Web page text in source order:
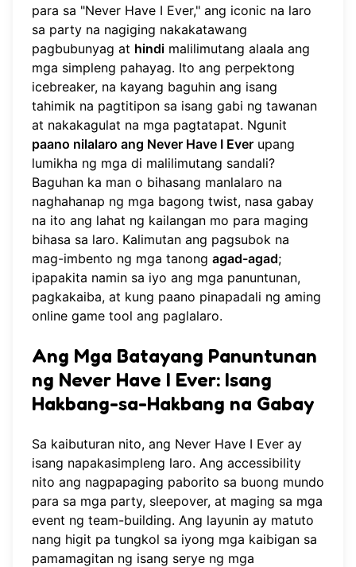
para sa "Never Have I Ever," ang iconic na laro
sa party na nagiging nakakatawang
pagbubunyag at hindi malilimutang alaala ang
mga simpleng pahayag. Ito ang perpektong
icebreaker, na kayang baguhin ang isang
tahimik na pagtitipon sa isang gabi ng tawanan
at nakakagulat na mga pagtatapat. Ngunit
paano nilalaro ang Never Have I Ever upang
lumikha ng mga di malilimutang sandali?
Baguhan ka man o bihasang manlalaro na
naghahanap ng mga bagong twist, nasa gabay
na ito ang lahat ng kailangan mo para maging
bihasa sa laro. Kalimutan ang pagsubok na
mag-imbento ng mga tanong agad-agad;
ipapakita namin sa iyo ang mga panuntunan,
pagkakaiba, at kung paano pinapadali ng aming
online game tool ang paglalaro.
Ang Mga Batayang Panuntunan
ng Never Have I Ever: Isang
Hakbang-sa-Hakbang na Gabay
Sa kaibuturan nito, ang Never Have I Ever ay
isang napakasimpleng laro. Ang accessibility
nito ang nagpapaging paborito sa buong mundo
para sa mga party, sleepover, at maging sa mga
event ng team-building. Ang layunin ay matuto
nang higit pa tungkol sa iyong mga kaibigan sa
pamamagitan ng isang serye ng mga